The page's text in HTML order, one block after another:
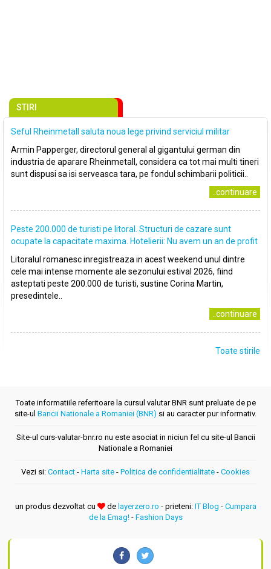
STIRI
Seful Rheinmetall saluta noua lege privind serviciul militar
Armin Papperger, directorul general al gigantului german din
industria de aparare Rheinmetall, considera ca tot mai multi tineri
sunt dispusi sa isi serveasca tara, pe fondul schimbarii politicii..
..continuare
Peste 200.000 de turisti pe litoral. Structuri de cazare sunt
ocupate la capacitate maxima. Hotelierii: Nu avem un an de profit
Litoralul romanesc inregistreaza in acest weekend unul dintre
cele mai intense momente ale sezonului estival 2026, fiind
asteptati peste 200.000 de turisti, sustine Corina Martin,
presedintele..
..continuare
Toate stirile
Toate informatiile referitoare la cursul valutar BNR sunt preluate de pe
site-ul Bancii Nationale a Romaniei (BNR) si au caracter pur informativ.
Site-ul curs-valutar-bnr.ro nu este asociat in niciun fel cu site-ul Bancii
Nationale a Romaniei
Vezi si: Contact - Harta site - Politica de confidentialitate - Cookies
un produs dezvoltat cu de layerzero.ro - prieteni: IT Blog - Cumpara
de la Emag!- Fashion Days